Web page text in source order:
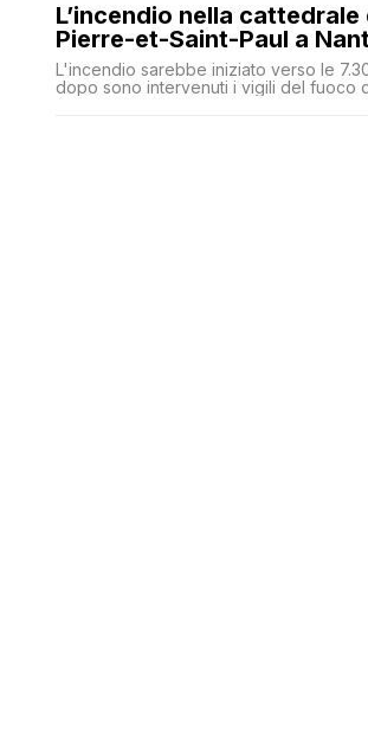
L’incendio nella cattedrale di
Pierre-et-Saint-Paul a
L'incendio sarebbe iniziato verso le
dopo sono intervenuti i vigili del fuoco